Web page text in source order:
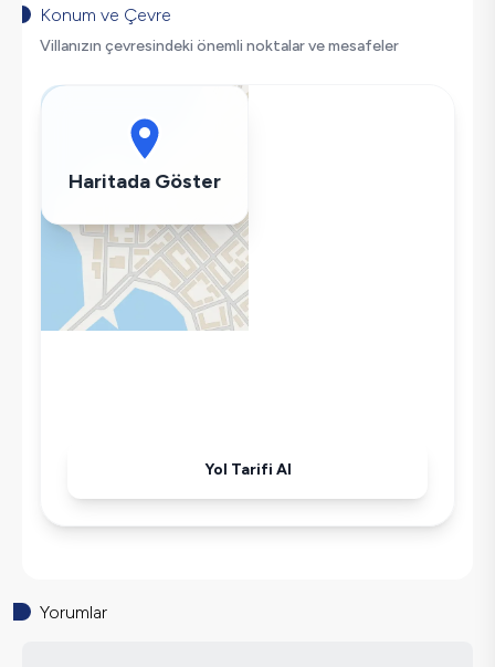
Şömine
Saç Kurutma Makinası
Çamaşır Makinesi
Tost Makinesi
Mikrodalga
Kettle
Ütü
Konum ve Çevre
Villanızın çevresindeki önemli noktalar ve mesafeler
Haritada Göster
Yol Tarifi Al
Yorumlar